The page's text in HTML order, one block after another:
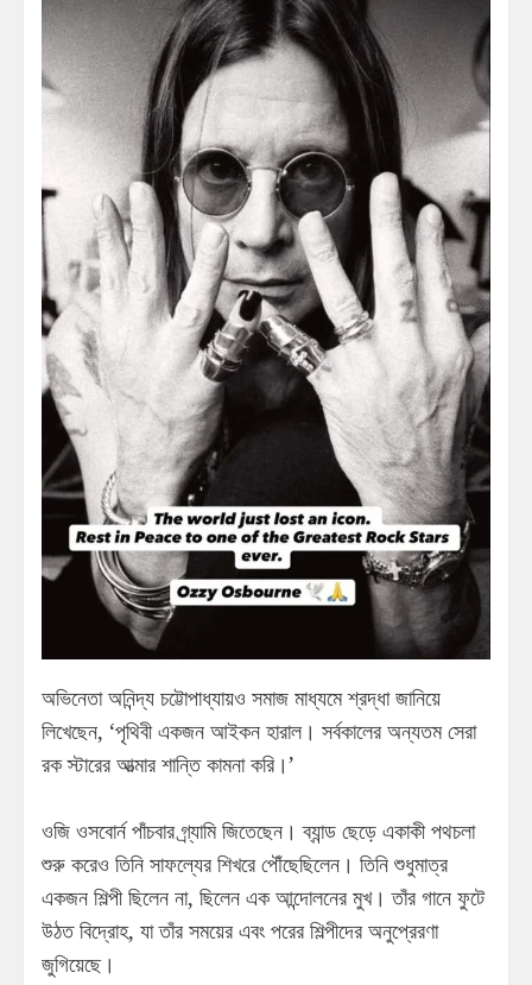
অভিনেতা অনিন্দ্য চট্টোপাধ্যায়ও সমাজ মাধ্যমে শ্রদ্ধা জানিয়ে
লিখেছেন, ‘পৃথিবী একজন আইকন হারাল। সর্বকালের অন্যতম সেরা
রক স্টারের আত্মার শান্তি কামনা করি।’
ওজি ওসবোর্ন পাঁচবার গ্র্যামি জিতেছেন। ব্যান্ড ছেড়ে একাকী পথচলা
শুরু করেও তিনি সাফল্যের শিখরে পৌঁছেছিলেন। তিনি শুধুমাত্র
একজন শিল্পী ছিলেন না, ছিলেন এক আন্দোলনের মুখ। তাঁর গানে ফুটে
উঠত বিদ্রোহ, যা তাঁর সময়ের এবং পরের শিল্পীদের অনুপ্রেরণা
জুগিয়েছে।